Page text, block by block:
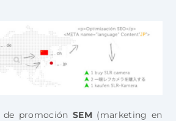
de promoción SEM (marketing en